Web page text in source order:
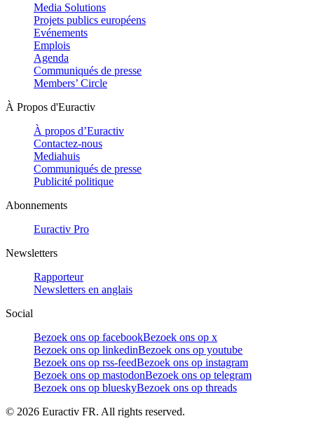
Media Solutions
Projets publics européens
Evénements
Emplois
Agenda
Communiqués de presse
Members’ Circle
À Propos d'Euractiv
À propos d’Euractiv
Contactez-nous
Mediahuis
Communiqués de presse
Publicité politique
Abonnements
Euractiv Pro
Newsletters
Rapporteur
Newsletters en anglais
Social
Bezoek ons op facebookBezoek ons op x
Bezoek ons op linkedinBezoek ons op youtube
Bezoek ons op rss-feedBezoek ons op instagram
Bezoek ons op mastodonBezoek ons op telegram
Bezoek ons op blueskyBezoek ons op threads
© 2026 Euractiv FR. All rights reserved.